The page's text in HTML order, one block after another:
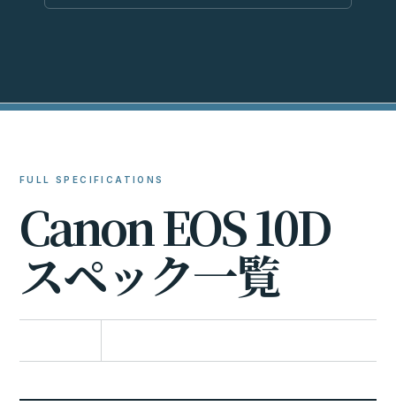
FULL SPECIFICATIONS
CanonEOS10D
スペック一覧